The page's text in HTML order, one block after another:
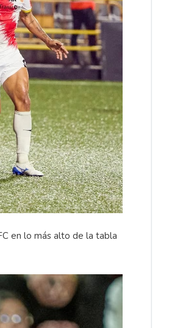
en lo más alto de la tabla